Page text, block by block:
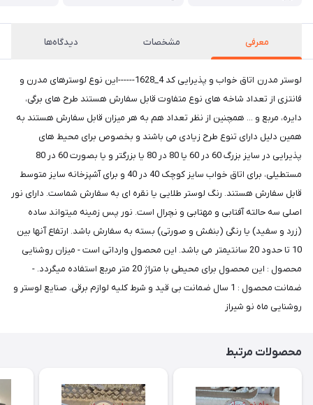
معرفی مشخصات دیدگاه‌ها
لوستر مدرن اتاق خواب و پذیرایی کد 4_1628------این نوع لوسترهای مدرن و
فانتزی از تعداد شاخه های نوع متفاوت قابل سفارش هستند طرح های برگی،
دایره، مربع و ... همچنین از نظر تعداد هم به هر میزان قابل سفارش هستند به
همین دلیل دارای تنوع طرح زیادی می باشند و بخصوص برای محیط های
پذیرایی در سایز بزرگ 60 در 60 یا 80 در 80 یا بزرگتر و یا بصورت 60 در 80
مستطیلی، برای اتاق خواب سایز کوچک 40 در 40 و برای آشپزخانه سایز متوسط
قابل سفارش هستند. رنگ لوستر طلایی یا نقره ای به سفارش شماست. دارای نور
اصلی سه حالته آفتابی و مهتابی و نچرال است. نور پس زمینه میتواند ساده
(زرد و سفید) یا رنگی (بنفش و صورتی) بسته به سفارش باشد. ارتفاع آنها بین
10 تا حدود 20 سانتیمتر می باشد. این محصول وارداتی است - میزان روشنایی
محصول : این محصول برای محیطی با متراژ 20 متر مربع استفاده میگردد. -
ضمانت محصول : 1 سال ضمانت بی قید و شرط کلیه لوازم برقی. صنایع لوستر و
روشنایی ماه نو شیراز
محصولات مرتبط